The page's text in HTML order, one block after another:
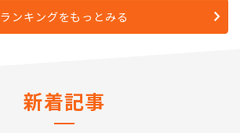
ランキングをもっとみる
新着記事